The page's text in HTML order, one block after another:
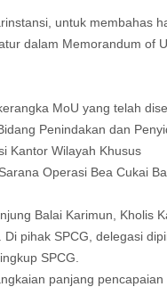
untuk membahas
dalam Memorandum of
MoU yang telah
Penindakan dan
Kantor Wilayah Khusus
Operasi Bea Cukai
Balai Karimun, Kholis
pihak SPCG, delegasi
SPCG.
panjang